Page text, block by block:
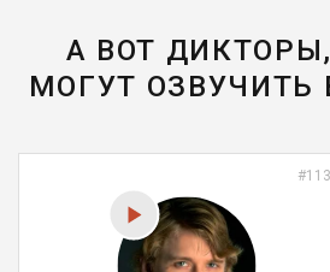
А ВОТ
МОГУТ ОЗВУЧИТЬ